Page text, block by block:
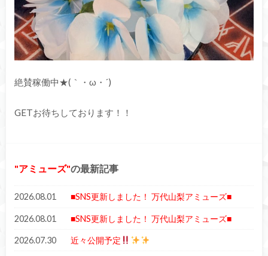
絶賛稼働中★(｀・ω・´)ゞ
GETお待ちしております！！
アミューズ の最新記事
2026.08.01 ■SNS更新しました！ 万代山梨アミューズ■
2026.08.01 ■SNS更新しました！ 万代山梨アミューズ■
2026.07.30 近々公開予定